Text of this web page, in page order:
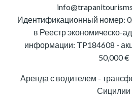
Идентификационный номер:
в Реестр экономическо-
информации: TP184608 -
50,000 €
Аренда с водителем -
Сицилии